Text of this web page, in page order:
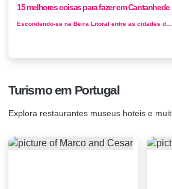
15 melhores coisas para fazer em Cantanhede
Turismo em Portugal
Explora restaurantes museus hoteis e